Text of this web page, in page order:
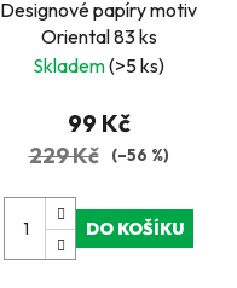
Designové papíry motiv
Oriental 83 ks
Skladem(>5 ks)
99 Kč
229 Kč (–56 %)
DO KOŠÍKU